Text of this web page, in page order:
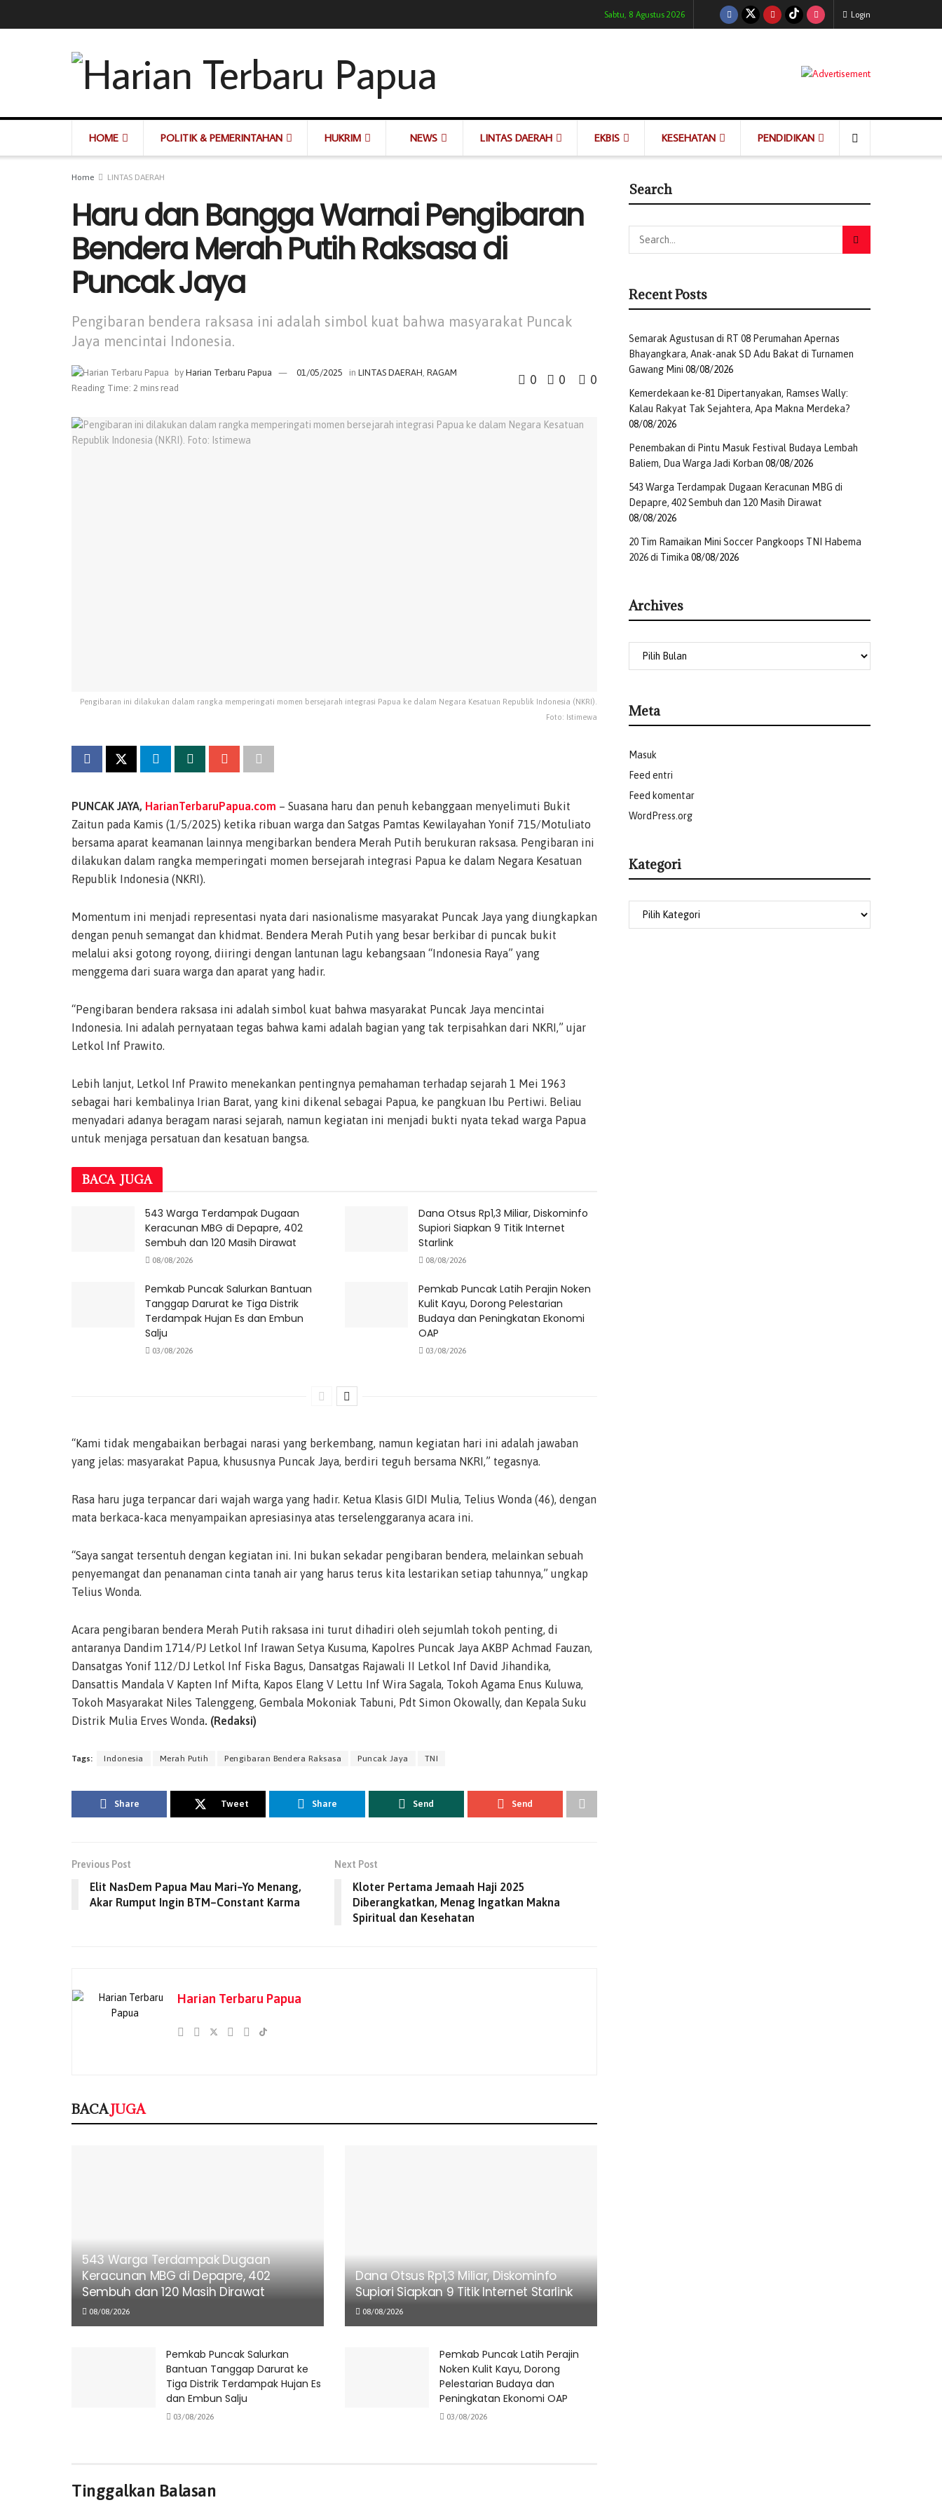
Sabtu, 8 Agustus 2026 Login
HOME POLITIK & PEMERINTAHAN HUKRIM NEWS LINTAS DAERAH EKBIS KESEHATAN PENDIDIKAN
Home LINTAS DAERAH
Haru dan Bangga Warnai Pengibaran
Bendera Merah Putih Raksasa di
Puncak Jaya
Pengibaran bendera raksasa ini adalah simbol kuat bahwa masyarakat Puncak
Jaya mencintai Indonesia.
by Harian Terbaru Papua 01/05/2025 in LINTAS DAERAH RAGAM
Reading Time: 2 mins read
0 0 0
Pengibaran ini dilakukan dalam rangka memperingati momen bersejarah integrasi Papua ke dalam Negara Kesatuan Republik Indonesia (NKRI).
Foto: Istimewa
PUNCAK JAYA, HarianTerbaruPapua.com – Suasana haru dan penuh kebanggaan menyelimuti Bukit
Zaitun pada Kamis (1/5/2025) ketika ribuan warga dan Satgas Pamtas Kewilayahan Yonif 715/Motuliato
bersama aparat keamanan lainnya mengibarkan bendera Merah Putih berukuran raksasa. Pengibaran ini
dilakukan dalam rangka memperingati momen bersejarah integrasi Papua ke dalam Negara Kesatuan
Republik Indonesia (NKRI).
Momentum ini menjadi representasi nyata dari nasionalisme masyarakat Puncak Jaya yang diungkapkan
dengan penuh semangat dan khidmat. Bendera Merah Putih yang besar berkibar di puncak bukit
melalui aksi gotong royong, diiringi dengan lantunan lagu kebangsaan “Indonesia Raya” yang
menggema dari suara warga dan aparat yang hadir.
“Pengibaran bendera raksasa ini adalah simbol kuat bahwa masyarakat Puncak Jaya mencintai
Indonesia. Ini adalah pernyataan tegas bahwa kami adalah bagian yang tak terpisahkan dari NKRI,” ujar
Letkol Inf Prawito.
Lebih lanjut, Letkol Inf Prawito menekankan pentingnya pemahaman terhadap sejarah 1 Mei 1963
sebagai hari kembalinya Irian Barat, yang kini dikenal sebagai Papua, ke pangkuan Ibu Pertiwi. Beliau
menyadari adanya beragam narasi sejarah, namun kegiatan ini menjadi bukti nyata tekad warga Papua
untuk menjaga persatuan dan kesatuan bangsa.
BACA JUGA
543 Warga Terdampak Dugaan
Keracunan MBG di Depapre, 402
Sembuh dan 120 Masih Dirawat
08/08/2026
Dana Otsus Rp1,3 Miliar, Diskominfo
Supiori Siapkan 9 Titik Internet
Starlink
08/08/2026
Pemkab Puncak Salurkan Bantuan
Tanggap Darurat ke Tiga Distrik
Terdampak Hujan Es dan Embun
Salju
03/08/2026
Pemkab Puncak Latih Perajin Noken
Kulit Kayu, Dorong Pelestarian
Budaya dan Peningkatan Ekonomi
OAP
03/08/2026
“Kami tidak mengabaikan berbagai narasi yang berkembang, namun kegiatan hari ini adalah jawaban
yang jelas: masyarakat Papua, khususnya Puncak Jaya, berdiri teguh bersama NKRI,” tegasnya.
Rasa haru juga terpancar dari wajah warga yang hadir. Ketua Klasis GIDI Mulia, Telius Wonda (46), dengan
mata berkaca-kaca menyampaikan apresiasinya atas terselenggaranya acara ini.
“Saya sangat tersentuh dengan kegiatan ini. Ini bukan sekadar pengibaran bendera, melainkan sebuah
penyemangat dan penanaman cinta tanah air yang harus terus kita lestarikan setiap tahunnya,” ungkap
Telius Wonda.
Acara pengibaran bendera Merah Putih raksasa ini turut dihadiri oleh sejumlah tokoh penting, di
antaranya Dandim 1714/PJ Letkol Inf Irawan Setya Kusuma, Kapolres Puncak Jaya AKBP Achmad Fauzan,
Dansatgas Yonif 112/DJ Letkol Inf Fiska Bagus, Dansatgas Rajawali II Letkol Inf David Jihandika,
Dansattis Mandala V Kapten Inf Mifta, Kapos Elang V Lettu Inf Wira Sagala, Tokoh Agama Enus Kuluwa,
Tokoh Masyarakat Niles Talenggeng, Gembala Mokoniak Tabuni, Pdt Simon Okowally, dan Kepala Suku
Distrik Mulia Erves Wonda. (Redaksi)
Tags: Indonesia Merah Putih Pengibaran Bendera Raksasa Puncak Jaya TNI
Share Tweet Share Send Send
Previous Post
Elit NasDem Papua Mau Mari–Yo Menang,
Akar Rumput Ingin BTM–Constant Karma
Next Post
Kloter Pertama Jemaah Haji 2025
Diberangkatkan, Menag Ingatkan Makna
Spiritual dan Kesehatan
Harian Terbaru Papua
BACAJUGA
543 Warga Terdampak Dugaan
Keracunan MBG di Depapre, 402
Sembuh dan 120 Masih Dirawat
08/08/2026
Dana Otsus Rp1,3 Miliar, Diskominfo
Supiori Siapkan 9 Titik Internet Starlink
08/08/2026
Pemkab Puncak Salurkan
Bantuan Tanggap Darurat ke
Tiga Distrik Terdampak Hujan Es
dan Embun Salju
03/08/2026
Pemkab Puncak Latih Perajin
Noken Kulit Kayu, Dorong
Pelestarian Budaya dan
Peningkatan Ekonomi OAP
03/08/2026
Tinggalkan Balasan
Search
Recent Posts
Semarak Agustusan di RT 08 Perumahan Apernas
Bhayangkara, Anak-anak SD Adu Bakat di Turnamen
Gawang Mini 08/08/2026
Kemerdekaan ke-81 Dipertanyakan, Ramses Wally:
Kalau Rakyat Tak Sejahtera, Apa Makna Merdeka?
08/08/2026
Penembakan di Pintu Masuk Festival Budaya Lembah
Baliem, Dua Warga Jadi Korban 08/08/2026
543 Warga Terdampak Dugaan Keracunan MBG di
Depapre, 402 Sembuh dan 120 Masih Dirawat
08/08/2026
20 Tim Ramaikan Mini Soccer Pangkoops TNI Habema
2026 di Timika 08/08/2026
Archives
Meta
Masuk
Feed entri
Feed komentar
WordPress.org
Kategori